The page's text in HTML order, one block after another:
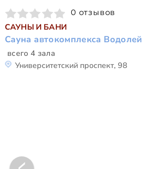
0 отзывов
САУНЫ И БАНИ
Сауна автокомплекса Водолей
всего 4 зала
Университетский проспект, 98